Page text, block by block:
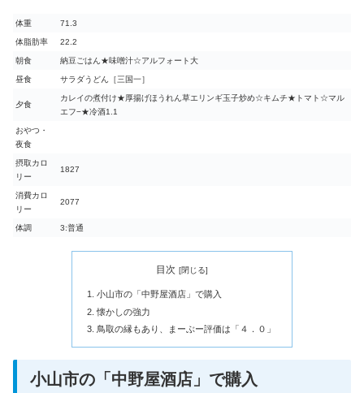
体重 71.3
体脂肪率 22.2
朝食 納豆ごはん★味噌汁☆アルフォート大
昼食 サラダうどん［三国一］
夕食
カレイの煮付け★厚揚げほうれん草エリンギ玉子炒め☆キムチ★トマト☆マル
エフ−★冷酒1.1
おやつ・
夜食
摂取カロ
リー
1827
消費カロ
リー
2077
体調 3:普通
目次
小山市の「中野屋酒店」で購入
懐かしの強力
鳥取の縁もあり、まーぶー評価は「４．０」
小山市の「中野屋酒店」で購入